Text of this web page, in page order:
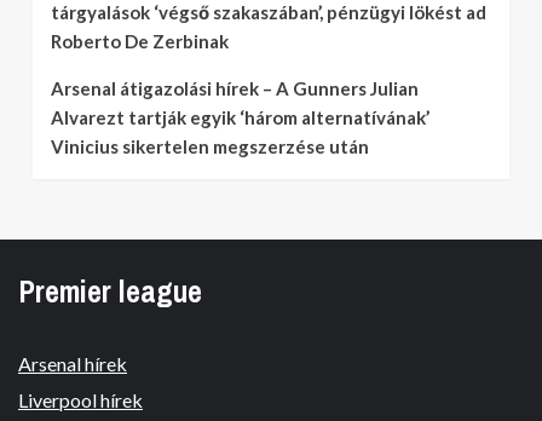
tárgyalások ‘végső szakaszában’, pénzügyi lökést ad
Roberto De Zerbinak
Arsenal átigazolási hírek – A Gunners Julian
Alvarezt tartják egyik ‘három alternatívának’
Vinicius sikertelen megszerzése után
Premier league
Arsenal hírek
Liverpool hírek